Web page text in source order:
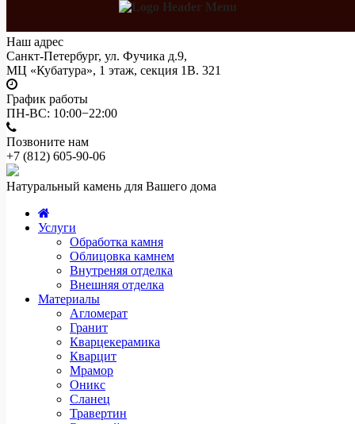
Наш адрес
Санкт-Петербург, ул. Фучика д.9,
МЦ «Кубатура», 1 этаж, секция 1В. 321
График работы
ПН-ВС: 10:00−22:00
Позвоните нам
+7 (812) 605-90-06
Натуральный камень для Вашего дома
Услуги
Обработка камня
Облицовка камнем
Внутреняя отделка
Внешняя отделка
Материалы
Агломерат
Гранит
Кварцекерамика
Кварцит
Мрамор
Оникс
Сланец
Травертин